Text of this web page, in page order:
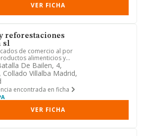
VER FICHA
reforestaciones
sl
de comercio al por
alimenticios y
De Bailen, 4,
Collado Villalba Madrid,
encontrada en ficha
VER FICHA